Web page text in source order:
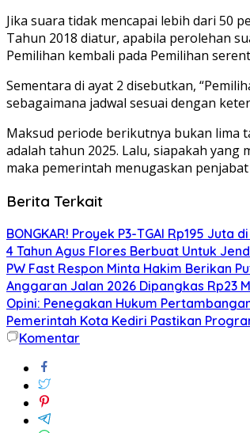
Jika suara tidak mencapai lebih dari 50
Tahun 2018 diatur, apabila perolehan
Pemilihan kembali pada Pemilihan
Sementara di ayat 2 disebutkan,
sebagaimana jadwal sesuai dengan
Maksud periode berikutnya bukan lima
adalah tahun 2025. Lalu, siapakah
maka pemerintah menugaskan
Berita Terkait
BONGKAR! Proyek P3-TGAI Rp195
4 Tahun Agus Flores Berbuat Untuk
PW Fast Respon Minta Hakim Berikan
Anggaran Jalan 2026 Dipangkas Rp23
Opini: Penegakan Hukum
Pemerintah Kota Kediri Pastikan
Komentar